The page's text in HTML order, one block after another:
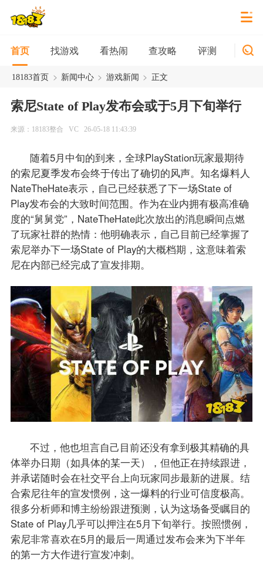
首页 找游戏 看热闹 查攻略 评测 新游
18183首页 > 新闻中心 > 游戏新闻 > 正文
索尼State of Play发布会或于5月下旬举行
来源：18183整合 VC 26-05-18 11:43:39
随着5月中旬的到来，全球PlayStation玩家最期待
的索尼夏季发布会终于传出了确切的风声。知名爆料人
NateTheHate表示，自己已经获悉了下一场State of
Play发布会的大致时间范围。作为在业内拥有极高准确
度的“舅舅党”，NateTheHate此次放出的消息瞬间点燃
了玩家社群的热情：他明确表示，自己目前已经掌握了
索尼举办下一场State of Play的大概档期，这意味着索
尼在内部已经完成了宣发排期。
不过，他也坦言自己目前还没有拿到极其精确的具
体举办日期（如具体的某一天），但他正在持续跟进，
并承诺随时会在社交平台上向玩家同步最新的进展。结
合索尼往年的宣发惯例，这一爆料的行业可信度极高。
很多分析师和博主纷纷跟进预测，认为这场备受瞩目的
State of Play几乎可以押注在5月下旬举行。按照惯例，
索尼非常喜欢在5月的最后一周通过发布会来为下半年
的第一方大作进行宣发冲刺。